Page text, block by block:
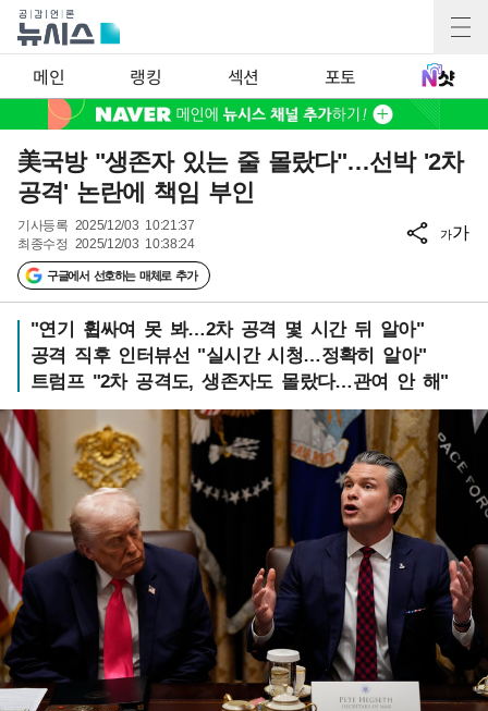
메인 랭킹 섹션 포토
美국방 "생존자 있는 줄 몰랐다"…선박 '2차
공격' 논란에 책임 부인
기사등록 2025/12/03 10:21:37
최종수정 2025/12/03 10:38:24
구글에서 선호하는 매체로 추가
가가
"연기 휩싸여 못 봐…2차 공격 몇 시간 뒤 알아"
공격 직후 인터뷰선 "실시간 시청…정확히 알아"
트럼프 "2차 공격도, 생존자도 몰랐다…관여 안 해"